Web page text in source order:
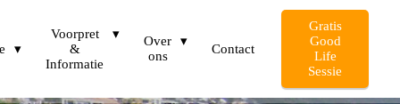
Voorpret
&
Informatie
Over
ons
Contact
Gratis
Good
Life
Sessie